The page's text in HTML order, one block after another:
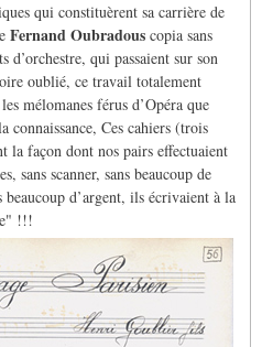
qui constituèrent sa carrière de
Fernand Oubradous copia sans
qui passaient sur son
oublié, ce travail totalement
mélomanes férus d’Opéra que
connaissance, Ces cahiers (trois
la façon dont nos pairs effectuaient
sans scanner, sans beaucoup de
beaucoup d’argent, ils écrivaient à la
!!!